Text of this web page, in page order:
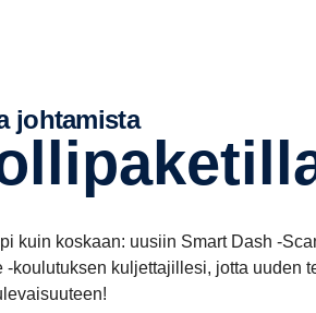
johtamista
kuin koskaan: uusiin Smart Dash -
-koulutuksen kuljettajillesi, jotta uuden